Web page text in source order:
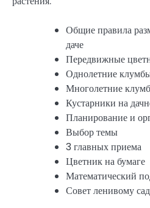
Общие правила
даче
Передвижные
Однолетние
Многолетние
Кустарники на
Планирование и
Выбор темы
3 главных приема
Цветник на бумаге
Математический
Совет ленивому